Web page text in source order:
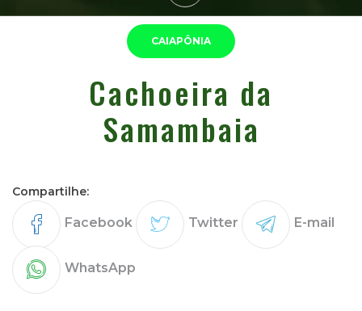
CAIAPÔNIA
Cachoeira da
Samambaia
Compartilhe:
Facebook Twitter E-mail
WhatsApp